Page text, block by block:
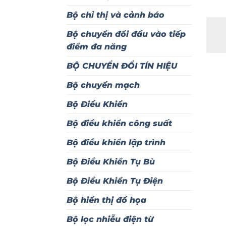
Bộ chỉ thị và cảnh báo
Bộ chuyển đổi đầu vào tiếp
điểm đa năng
BỘ CHUYỂN ĐỔI TÍN HIỆU
Bộ chuyển mạch
Bộ Điều Khiển
Bộ điều khiển công suất
Bộ điều khiển lập trình
Bộ Điều Khiển Tụ Bù
Bộ Điều Khiển Tụ Điện
Bộ hiển thị đồ họa
Bộ lọc nhiễu điện từ